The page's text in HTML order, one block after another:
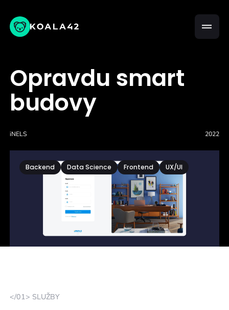
Opravdu smart
budovy
iNELS 2022
Backend Data Science Frontend UX/UI
</01> SLUŽBY